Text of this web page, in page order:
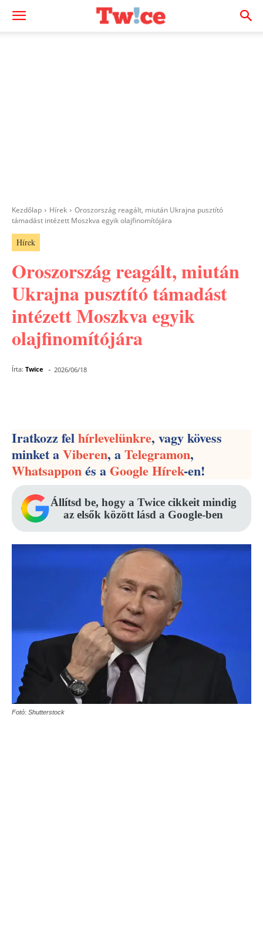
Kezdőlap Hírek
Oroszország reagált, miután Ukrajna pusztító
támadást intézett Moszkva egyik olajfinomítójára
Hírek
Oroszország reagált, miután
Ukrajna pusztító támadást
intézett Moszkva egyik
olajfinomítójára
Írta: Twice - 2026/06/18
Iratkozz felhírlevelünkre, vagy kövess
minket aViberen, aTelegramon,
Whatsapponés aGoogle Hírek-en!
Állítsd be, hogy a Twice cikkeit mindig
az elsők között lásd a Google-ben
Fotó: Shutterstock